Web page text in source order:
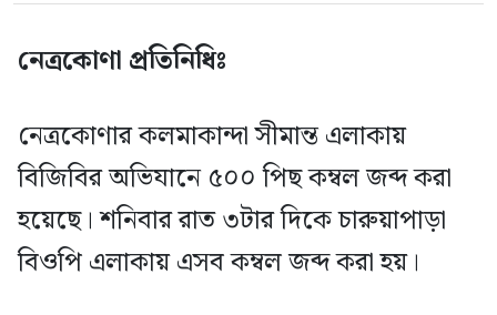
নেত্রকোণা প্রতিনিধিঃ
নেত্রকোণার কলমাকান্দা সীমান্ত এলাকায়
বিজিবির অভিযানে ৫০০ পিছ কম্বল জব্দ করা
হয়েছে। শনিবার রাত ৩টার দিকে চারুয়াপাড়া
বিওপি এলাকায় এসব কম্বল জব্দ করা হয়।